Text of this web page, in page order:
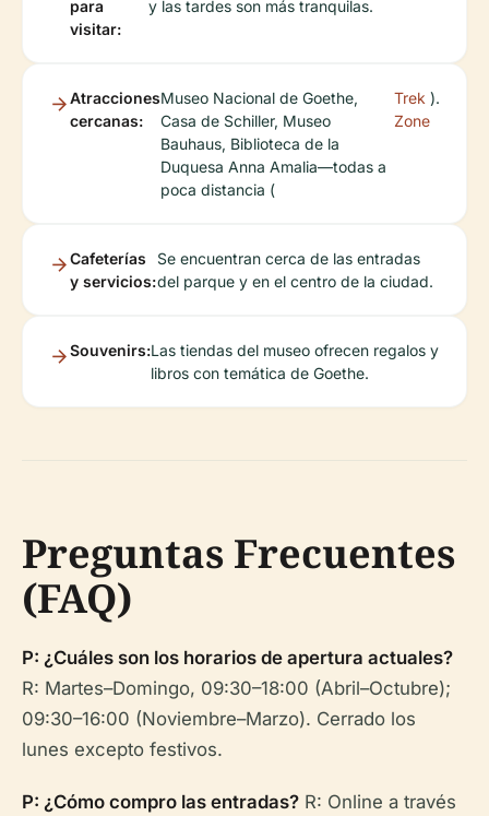
para
visitar:
y las tardes son más tranquilas.
Atracciones
cercanas:
Museo Nacional de Goethe,
Casa de Schiller, Museo
Bauhaus, Biblioteca de la
Duquesa Anna Amalia—todas a
poca distancia (
Trek
Zone
).
Cafeterías
y servicios:
Se encuentran cerca de las entradas
del parque y en el centro de la ciudad.
Souvenirs:Las tiendas del museo ofrecen regalos y
libros con temática de Goethe.
Preguntas Frecuentes
(FAQ)
P: ¿Cuáles son los horarios de apertura actuales?
R: Martes–Domingo, 09:30–18:00 (Abril–Octubre);
09:30–16:00 (Noviembre–Marzo). Cerrado los
lunes excepto festivos.
P: ¿Cómo compro las entradas? R: Online a través